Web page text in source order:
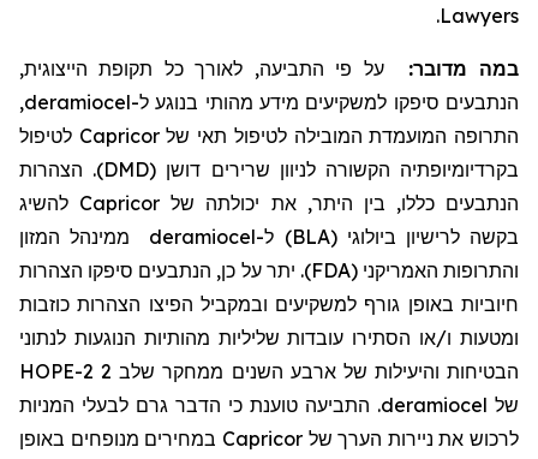
Lawyers
.
במה מדובר:
על פי התביעה, לאורך כל תקופת הייצוגית,
הנתבעים סיפקו למשקיעים מידע מהותי בנוגע ל-deramiocel
,
התרופה המועמדת המובילה לטיפול תאי שלCapricor לטיפול
בקרדיומיופתיה הקשורה לניוון שרירים דושן (DMD). הצהרות
הנתבעים כללו, בין היתר, את יכולתה של Capricor להשיג
בקשה לרישיון ביולוגי (BLA) ל-
deramiocel
ממינהל המזון
והתרופות האמריקני (FDA). יתר על כן, הנתבעים סיפקו הצהרות
חיוביות באופן גורף למשקיעים ובמקביל הפיצו הצהרות כוזבות
ומטעות ו/או הסתירו עובדות שליליות מהותיות הנוגעות לנתוני
הבטיחות והיעילות של ארבע השנים ממחקר שלב 2 HOPE-2
של deramiocel. התביעה טוענת כי הדבר גרם לבעלי המניות
לרכוש את ניירות הערך שלCapricor במחירים מנופחים באופן